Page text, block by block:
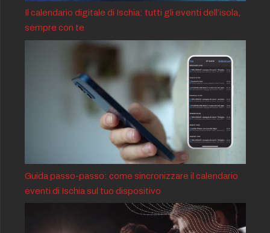
Il calendario digitale di Ischia: tutti gli eventi dell’isola,
sempre con te
Guida passo-passo: come sincronizzare il calendario
eventi di Ischia sul tuo dispositivo